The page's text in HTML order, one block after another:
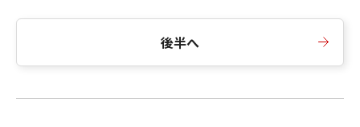
後半へ